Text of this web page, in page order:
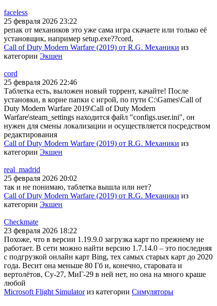
faceless
25 февраля 2026 23:22
репак от механиков это уже сама игра скачаете или только её
установщик, например setup.exe??cord,
Call of Duty Modern Warfare (2019) от R.G. Механики из
категории Экшен
cord
25 февраля 2026 22:46
Таблетка есть, выложен новый торрент, качайте! После
установки, в корне папки с игрой, по пути C:\Games\Call of
Duty Modern Warfare 2019\Call of Duty Modern
Warfare\steam_settings находится файл "configs.user.ini", он
нужен для смены локализации и осуществляется посредством
редактирования
Call of Duty Modern Warfare (2019) от R.G. Механики из
категории Экшен
real_madrid
25 февраля 2026 20:02
так и не понимаю, таблетка вышла или нет?
Call of Duty Modern Warfare (2019) от R.G. Механики из
категории Экшен
Checkmate
23 февраля 2026 18:22
Похоже, что в версии 1.19.9.0 загрузка карт по прежнему не
работает. В сети можно найти версию 1.7.14.0 – это последняя
с подгрузкой онлайн карт Bing, тех самых старых карт до 2020
года. Весит она меньше 80 Гб и, конечно, старовата и
вертолётов, Су-27, МиГ-29 в ней нет, но она на много краше
любой
Microsoft Flight Simulatorиз категории Симуляторы